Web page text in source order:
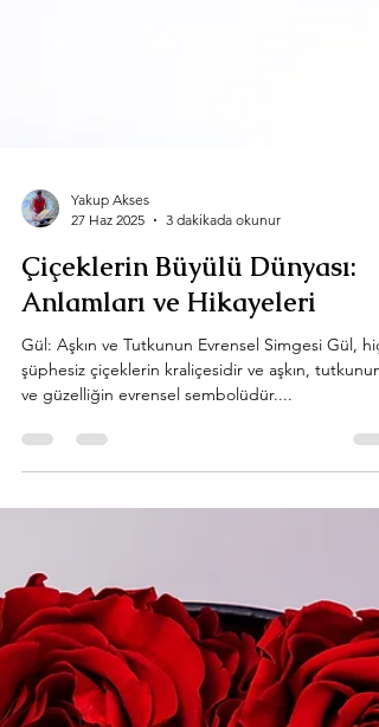
Yakup Akses
27 Haz 2025
3 dakikada okunur
Çiçeklerin Büyülü Dünyası:
Anlamları ve Hikayeleri
Gül: Aşkın ve Tutkunun Evrensel Simgesi Gül, hiç